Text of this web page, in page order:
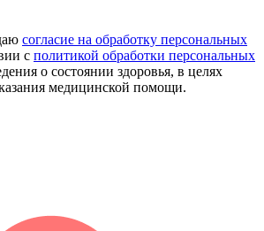
согласие на обработку персональных
с политикой обработки персональных
о состоянии здоровья, в целях
медицинской помощи.